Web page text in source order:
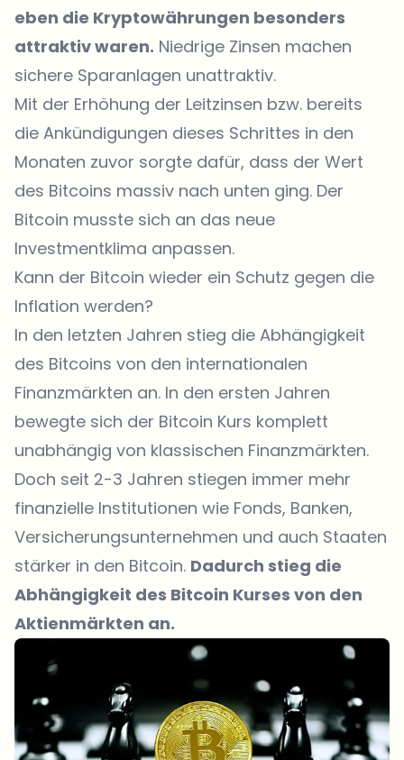
eben die Kryptowährungen besonders
attraktiv waren. Niedrige Zinsen machen
sichere Sparanlagen unattraktiv.
Mit der Erhöhung der Leitzinsen bzw. bereits
die Ankündigungen dieses Schrittes in den
Monaten zuvor sorgte dafür, dass der Wert
des Bitcoins massiv nach unten ging. Der
Bitcoin musste sich an das neue
Investmentklima anpassen.
Kann der Bitcoin wieder ein Schutz gegen die
Inflation werden?
In den letzten Jahren stieg die Abhängigkeit
des Bitcoins von den internationalen
Finanzmärkten an. In den ersten Jahren
bewegte sich der Bitcoin Kurs komplett
unabhängig von klassischen Finanzmärkten.
Doch seit 2-3 Jahren stiegen immer mehr
finanzielle Institutionen wie Fonds, Banken,
Versicherungsunternehmen und auch Staaten
stärker in den Bitcoin. Dadurch stieg die
Abhängigkeit des Bitcoin Kurses von den
Aktienmärkten an.